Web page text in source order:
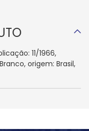
11/1966,
origem: Brasil,